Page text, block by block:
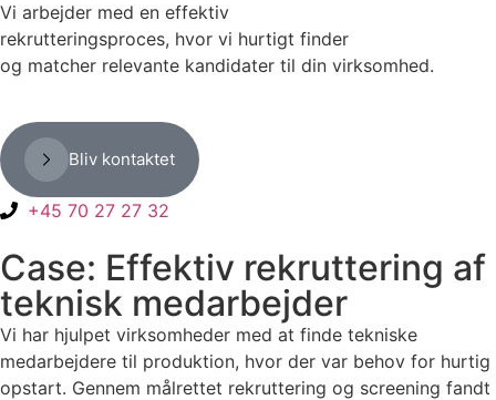
Vi arbejder med en effektiv
rekrutteringsproces, hvor vi hurtigt finder
og matcher relevante kandidater til din virksomhed.
Bliv kontaktet
+45 70 27 27 32
Case: Effektiv rekruttering af
teknisk medarbejder
Vi har hjulpet virksomheder med at finde tekniske
medarbejdere til produktion, hvor der var behov for hurtig
opstart. Gennem målrettet rekruttering og screening fandt